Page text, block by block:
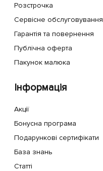
Розстрочка
Сервісне обслуговування
Гарантія та повернення
Публічна оферта
Пакунок малюка
Інформація
Акції
Бонусна програма
Подарункові сертифікати
База знань
Статті